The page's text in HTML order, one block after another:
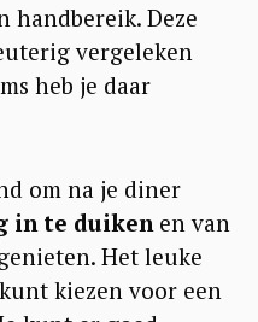
handbereik. Deze
vergeleken
heb je daar
om na je diner
in te duiken en van
Het leuke
kiezen voor een